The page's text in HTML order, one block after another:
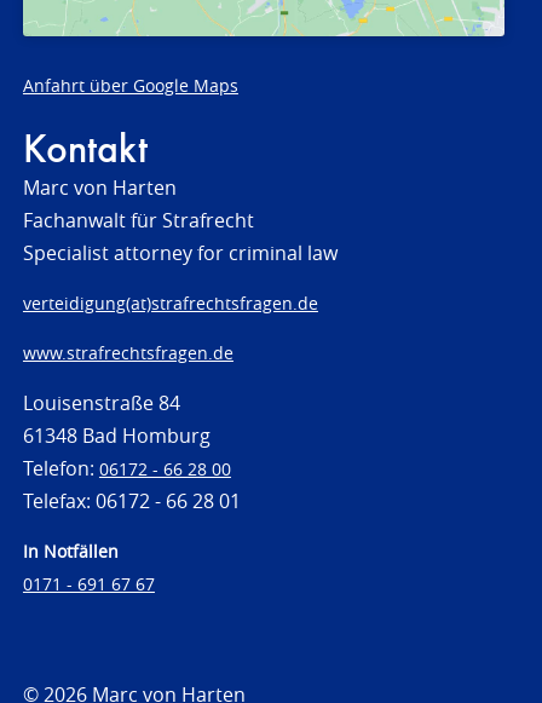
Anfahrt über Google Maps
Kontakt
Marc von Harten
Fachanwalt für Strafrecht
Specialist attorney for criminal law
verteidigung(at)strafrechtsfragen.de
www.strafrechtsfragen.de
Louisenstraße 84
61348 Bad Homburg
Telefon: 06172 - 66 28 00
Telefax: 06172 - 66 28 01
In Notfällen
0171 - 691 67 67
© 2026 Marc von Harten